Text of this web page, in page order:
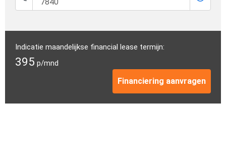
Indicatie maandelijkse financial lease termijn:
395 p/mnd
Financiering aanvragen